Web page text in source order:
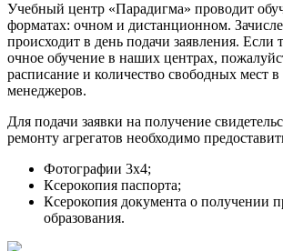
Учебный центр «Парадигма» проводит
форматах: очном и дистанционном.
происходит в день подачи заявления. Если
очное обучение в наших центрах,
расписание и количество свободных мест
менеджеров.
Для подачи заявки на получение
ремонту агрегатов необходимо
Фотографии 3х4;
Ксерокопия паспорта;
Ксерокопия документа о получении
образования.